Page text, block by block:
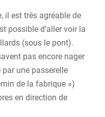
il est très agréable de
possible d’aller voir la
(sous le pont).
pas encore nager
une passerelle
de la fabrique »)
en direction de